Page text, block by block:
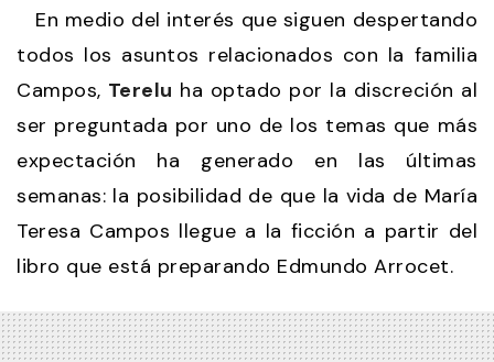
En medio del interés que siguen despertando
todos los asuntos relacionados con la familia
Campos, Terelu ha optado por la discreción al
ser preguntada por uno de los temas que más
expectación ha generado en las últimas
semanas: la posibilidad de que la vida de María
Teresa Campos llegue a la ficción a partir del
libro que está preparando Edmundo Arrocet.